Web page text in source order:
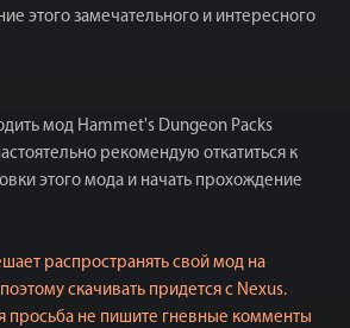
этого замечательного и интересного
мод Hammet's Dungeon Packs
рекомендую откатиться к
этого мода и начать прохождение
распространять свой мод на
скачивать придется с Nexus.
просьба не пишите гневные комменты